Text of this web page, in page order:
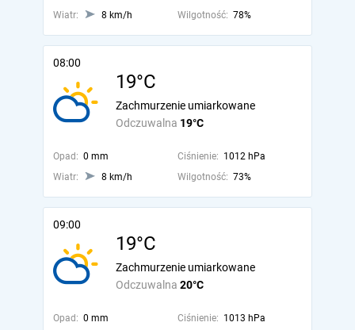
Wiatr: 8 km/h Wilgotność: 78%
08:00
19°C
Odczuwalna 19°C
Zachmurzenie umiarkowane
Opad: 0 mm Ciśnienie: 1012 hPa
Wiatr:
8 km/h Wilgotność: 73%
09:00
19°C
Odczuwalna 20°C
Zachmurzenie umiarkowane
Opad: 0 mm Ciśnienie: 1013 hPa